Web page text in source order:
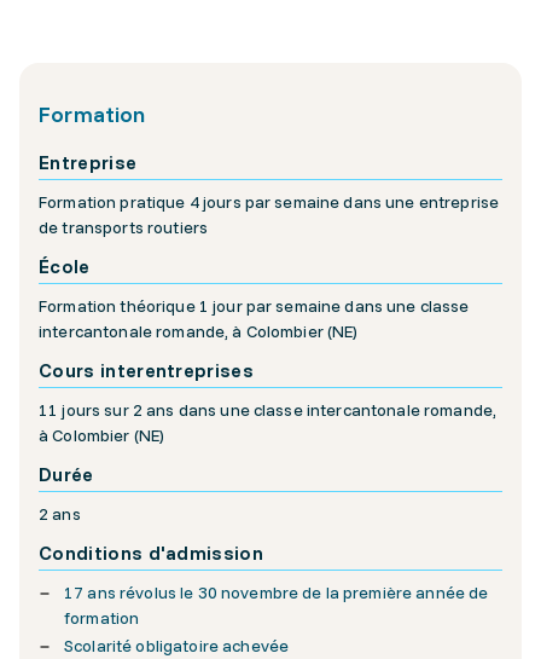
Formation
Entreprise
Formation pratique 4 jours par semaine dans une entreprise
de transports routiers
École
Formation théorique 1 jour par semaine dans une classe
intercantonale romande, à Colombier (NE)
Cours interentreprises
11 jours sur 2 ans dans une classe intercantonale romande,
à Colombier (NE)
Durée
2 ans
Conditions d'admission
17 ans révolus le 30 novembre de la première année de
formation
Scolarité obligatoire achevée